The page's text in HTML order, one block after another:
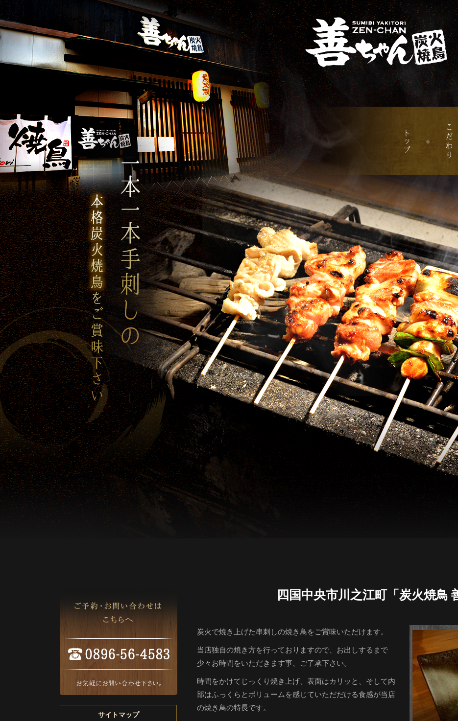
サイトマップ
四国中央市川之江町 「炭火焼鳥
炭火で焼き上げた串刺しの焼き鳥をご賞味いただけます。
当店独自の焼き方を行っておりますので、お出しするまで
少々お時間をいただきます事、ご了承下さい。
時間をかけてじっくり焼き上げ、表面はカリッと、そして内
部はふっくらとボリュームを感じていただだける食感が当店
の焼き鳥の特長です。